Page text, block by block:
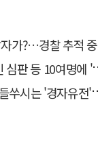
가?…경찰 추적 중
등 10여명에 '성 접대'
는 '경자유전'의 칼날